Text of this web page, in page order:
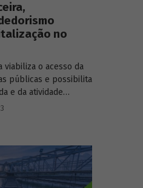
no
viabiliza o acesso da
públicas e possibilita
e da atividade
o acesso a serviços
assinado por Helena
diagnóstico desse
efeitos positivos
financeira,